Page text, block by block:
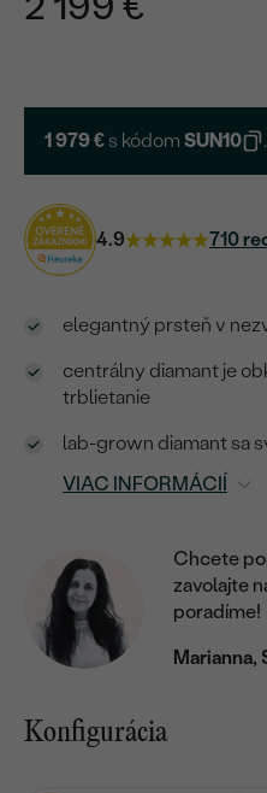
1 979 € s kódomSUN10 .
4.9 710
elegantný prsteň v
centrálny diamant je
trblietanie
lab-grown diamant sa
VIAC INFORMÁCIÍ
Chcete
zavolajte
poradíme!
Marianna,
Konfigurácia